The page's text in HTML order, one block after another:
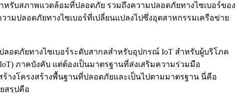
หรับสภาพแวดล้อมที่ปลอดภัย รวมถึงความปลอดภัยทางไซเบอร์ของ
มปลอดภัยทางไซเบอร์ที่เปลี่ยนแปลงไปซึ่งอุตสาหกรรมเครือข่าย
อดภัยทางไซเบอร์ระดับสากลสำหรับอุปกรณ์ IoT สำหรับผู้บริโภค
ภาคบังคับ แต่ต้องเป็นมาตรฐานที่ส่งเสริมความร่วมมือ
สร้างโครงสร้างพื้นฐานที่ปลอดภัยและเป็นไปตามมาตรฐาน นี่คือ
สรุปคือ